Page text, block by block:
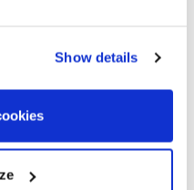
Show details
в
Спальни